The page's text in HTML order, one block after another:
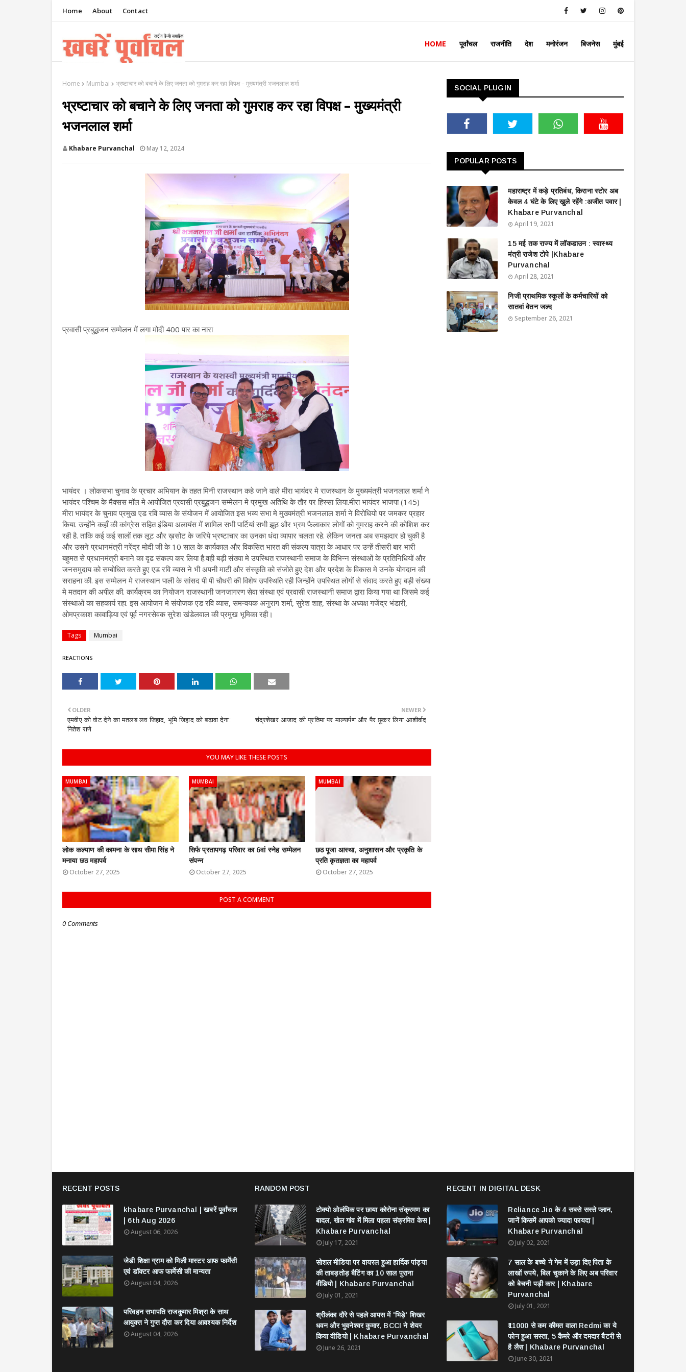
Home About Contact
HOME पूर्वांचल राजनीति देश मनोरंजन बिजनेस मुंबई
Home Mumbai भ्रष्टाचार को बचाने के लिए जनता को गुमराह कर रहा विपक्ष – मुख्यमंत्री भजनलाल शर्मा
भ्रष्टाचार को बचाने के लिए जनता को गुमराह कर रहा विपक्ष – मुख्यमंत्री
भजनलाल शर्मा
Khabare Purvanchal May 12, 2024
प्रवासी प्रबुद्धजन सम्मेलन में लगा मोदी 400 पार का नारा
भायंदर । लोकसभा चुनाव के प्रचार अभियान के तहत मिनी राजस्थान कहे जाने वाले मीरा भायंदर मे राजस्थान के मुख्यमंत्री भजनलाल शर्मा ने
भायंदर पश्चिम के मैक्सस मॉल मे आयोजित प्रवासी प्रबुद्धजन सम्मेलन मे प्रमुख अतिथि के तौर पर हिस्सा लिया.मीरा भायंदर भाजपा (145)
मीरा भायंदर के चुनाव प्रमुख एड रवि व्यास के संयोजन में आयोजित इस भव्य सभा मे मुख्यमंत्री भजनलाल शर्मा ने विरोधियो पर जमकर प्रहार
किया. उन्होंने कहाँ की कांग्रेस सहित इंडिया अलायंस में शामिल सभी पार्टियां सभी झूठ और भ्रम फैलाकार लोगों को गुमराह करने की कोशिश कर
रही है. ताकि कई कई सालों तक लूट और ख़सोट के जरिये भ्रष्टाचार का उनका धंदा व्यापार चलता रहे. लेकिन जनता अब समझदार हो चुकी है
और उसने प्रधानमंत्री नरेंद्र मोदी जी के 10 साल के कार्यकाल और विकसित भारत की संकल्प यात्रा के आधार पर उन्हें तीसरी बार भारी
बहुमत से प्रधानमंत्री बनाने का दृढ संकल्प कर लिया है.वही बड़ी संख्या मे उपस्थित राजस्थानी समाज के विभिन्न संस्थाओं के प्रतिनिधियों और
जनसमुदाय को सम्बोधित करते हुए एड रवि व्यास ने भी अपनी माटी और संस्कृति को संजोते हुए देश और प्रदेश के विकास मे उनके योगदान की
सराहना की. इस सम्मेलन मे राजस्थान पाली के सांसद पी पी चौधरी की विशेष उपस्थिति रही जिन्होंने उपस्थित लोगों से संवाद करते हुए बड़ी संख्या
मे मतदान की अपील की. कार्यक्रम का नियोजन राजस्थानी जनजागरण सेवा संस्था एवं प्रवासी राजस्थानी समाज द्वारा किया गया था जिसमे कई
संस्थाओं का सहकार्य रहा. इस आयोजन मे संयोजक एड रवि व्यास, समन्वयक अनुराग शर्मा, सुरेश शाह, संस्था के अध्यक्ष गजेंद्र भंडारी,
ओमप्रकाश कावाड़िया एवं पूर्व नगरसेवक सुरेश खंडेलवाल की प्रमुख भूमिका रही।
Tags Mumbai
REACTIONS
NEWER
चंद्रशेखर आजाद की प्रतिमा पर माल्यार्पण और पैर छूकर लिया आशीर्वाद
OLDER
एमवीए को वोट देने का मतलब लव जिहाद, भूमि जिहाद को बढ़ावा देना:
नितेश राणे
YOU MAY LIKE THESE POSTS
MUMBAI
लोक कल्याण की कामना के साथ सीमा सिंह ने
मनाया छठ महापर्व
October 27, 2025
MUMBAI
सिर्फ प्रतापगढ़ परिवार का 6वां स्नेह सम्मेलन
संपन्न
October 27, 2025
MUMBAI
छठ पूजा आस्था, अनुशासन और प्रकृति के
प्रति कृतज्ञता का महापर्व
October 27, 2025
POST A COMMENT
0 Comments
SOCIAL PLUGIN
POPULAR POSTS
महाराष्ट्र में कड़े प्रतिबंध, किराना स्टोर अब
केवल 4 घंटे के लिए खुले रहेंगे :अजीत पवार |
Khabare Purvanchal
April 19, 2021
15 मई तक राज्य में लॉकडाउन : स्वास्थ्य
मंत्री राजेश टोपे |Khabare
Purvanchal
April 28, 2021
निजी प्राथमिक स्कूलों के कर्मचारियों को
सातवां वेतन जल्द
September 26, 2021
RECENT POSTS
khabare Purvanchal | खबरें पूर्वांचल
| 6th Aug 2026
August 06, 2026
जेडी शिक्षा ग्राम को मिली मास्टर आफ फार्मेसी
एवं डॉक्टर आफ फार्मेसी की मान्यता
August 04, 2026
परिवहन सभापति राजकुमार मिश्रा के साथ
आयुक्त ने गुप्त दौरा कर दिया आवश्यक निर्देश
August 04, 2026
RANDOM POST
टोक्यो ओलंपिक पर छाया कोरोना संक्रमण का
बादल, खेल गांव में मिला पहला संक्रमित केस |
Khabare Purvanchal
July 17, 2021
सोशल मीडिया पर वायरल हुआ हार्दिक पांड्या
की ताबड़तोड़ बैटिंग का 10 साल पुराना
वीडियो | Khabare Purvanchal
July 01, 2021
श्रीलंका दौरे से पहले आपस में 'भिड़े' शिखर
धवन और भुवनेश्वर कुमार, BCCI ने शेयर
किया वीडियो | Khabare Purvanchal
June 26, 2021
RECENT IN DIGITAL DESK
Reliance Jio के 4 सबसे सस्ते प्लान,
जानें किसमें आपको ज्यादा फायदा |
Khabare Purvanchal
July 02, 2021
7 साल के बच्चे ने गेम में उड़ा दिए पिता के
लाखों रुपये, बिल चुकाने के लिए अब परिवार
को बेचनी पड़ी कार | Khabare
Purvanchal
July 01, 2021
₹11000 से कम कीमत वाला Redmi का ये
फोन हुआ सस्ता, 5 कैमरे और दमदार बैटरी से
है लैस | Khabare Purvanchal
June 30, 2021